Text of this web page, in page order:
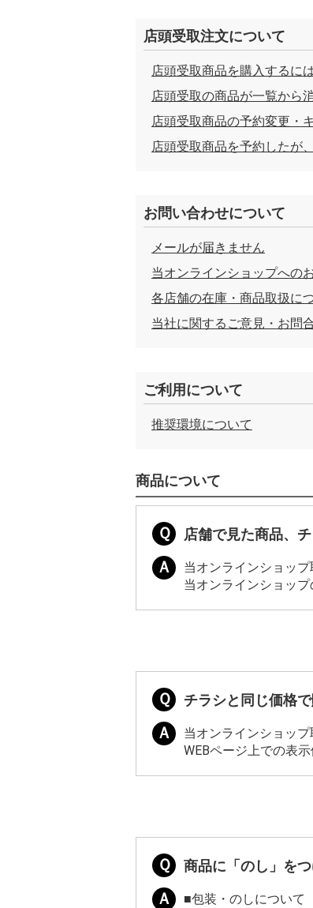
店頭受取注文について
店頭受取商品を購入するに
店頭受取の商品が一覧から
店頭受取商品の予約変更・
店頭受取商品を予約したが
お問い合わせについて
メールが届きません
当オンラインショップへの
各店舗の在庫・商品取扱に
当社に関するご意見・お問
ご利用について
推奨環境について
商品について
店舗で見た商品、
当オンラインショッ
当オンラインショッ
チラシと同じ価格
当オンラインショッ
WEBページ上での表
商品に「のし」を
■包装・のしについて